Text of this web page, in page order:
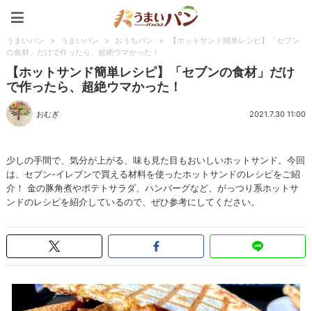
うまいパン > うまいパン > おうちパン >
【ホットサンド簡単レシピ】「セブン
の食材」だけで作ったら、超絶ウマかった！
【ホットサンド簡単レシピ】「セブンの食材」だけ
で作ったら、超絶ウマかった！
おむぎ 2021.7.30 11:00
少しの手間で、気分が上がる、味も見た目もおいしいホットサンド。今回
は、セブン-イレブンで買える材料を使ったホットサンドのレシピをご紹
介！ 金の豚角煮やポテトサラダ、ハンバーグなど、がっつり系ホットサ
ンドのレシピを紹介しているので、ぜひ参考にしてください。